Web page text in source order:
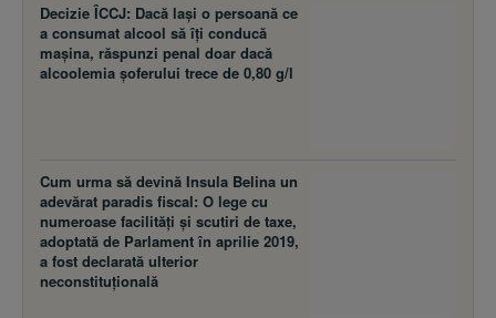
Decizie ÎCCJ: Dacă laşi o persoană ce
a consumat alcool să îţi conducă
maşina, răspunzi penal doar dacă
alcoolemia şoferului trece de 0,80 g/l
Cum urma să devină Insula Belina un
adevărat paradis fiscal: O lege cu
numeroase facilităţi şi scutiri de taxe,
adoptată de Parlament în aprilie 2019,
a fost declarată ulterior
neconstituţională